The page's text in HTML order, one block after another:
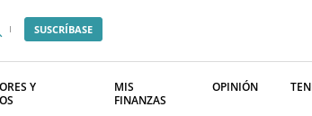
SUSCRÍBASE
Y
MIS
FINANZAS
OPINIÓN